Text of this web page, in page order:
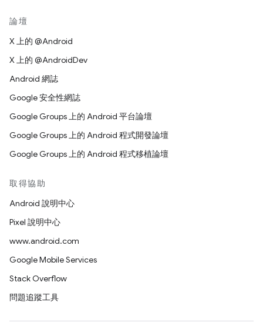
論壇
X 上的 @Android
X 上的 @AndroidDev
Android 網誌
Google 安全性網誌
Google Groups 上的 Android 平台論壇
Google Groups 上的 Android 程式開發論壇
Google Groups 上的 Android 程式移植論壇
取得協助
Android 說明中心
Pixel 說明中心
www.android.com
Google Mobile Services
Stack Overflow
問題追蹤工具